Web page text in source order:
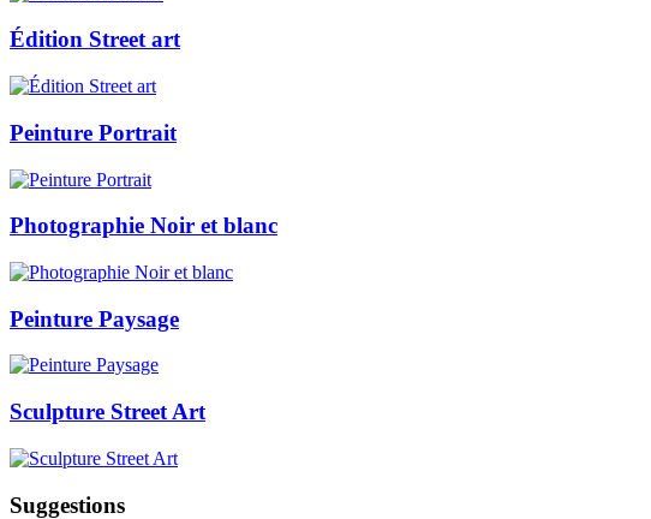
Édition Street art
Peinture Portrait
Photographie Noir et blanc
Peinture Paysage
Sculpture Street Art
Suggestions